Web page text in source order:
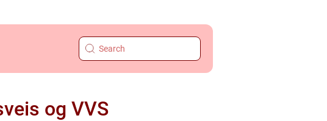
og VVS